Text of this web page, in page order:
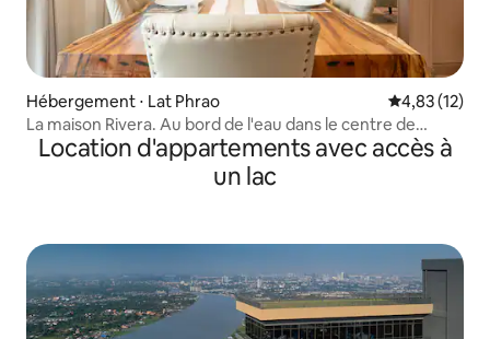
Hébergement ⋅ Lat Phrao Évaluation
4,83 (12)
La maison Rivera. Au bord de l'eau dans le centre de
Bangkok.
Location d'appartements avec accès à
un lac